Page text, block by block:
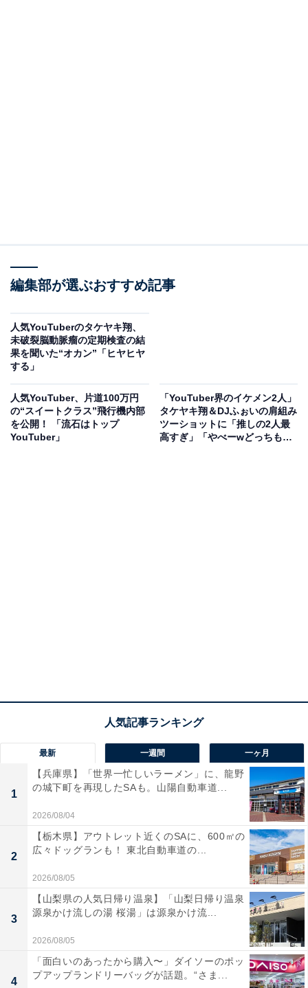
編集部が選ぶおすすめ記事
人気YouTuberのタケヤキ翔、
未破裂脳動脈瘤の定期検査の結
果を聞いた“オカン”「ヒヤヒヤ
する」
人気YouTuber、片道100万円
の“スイートクラス”飛行機内部
を公開！ 「流石はトップ
YouTuber」
「YouTuber界のイケメン2人」
タケヤキ翔＆DJふぉいの肩組み
ツーショットに「推しの2人最
高すぎ」「やべーwどっちも好
最新 一週間 一ヶ月
1
【兵庫県】「世界一忙しいラーメン」に、龍野
の城下町を再現したSAも。山陽自動車道...
2026/08/04
2
【栃木県】アウトレット近くのSAに、600㎡の
広々ドッグランも！ 東北自動車道の...
2026/08/05
3
【山梨県の人気日帰り温泉】「山梨日帰り温泉
源泉かけ流しの湯 桜湯」は源泉かけ流...
2026/08/05
4
「面白いのあったから購入〜」ダイソーのポッ
プアップランドリーバッグが話題。“さま...